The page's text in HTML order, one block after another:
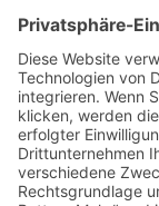
Kostenloses E-Book
Memento
Eine
Tod und die
Mehr Infos zum